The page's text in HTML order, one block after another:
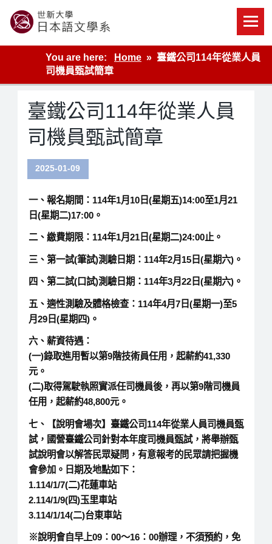
content
世新大學教學單位的網站
You are here:
Home
臺鐵公司114年從業人員
司機員甄試簡章
臺鐵公司114年從業人員
司機員甄試簡章
2025-01-09
一、報名期間：114年1月10日(星期五)14:00至1月21
日(星期二)17:00。
二、繳費期限：114年1月21日(星期二)24:00止。
三、第一試(筆試)測驗日期：114年2月15日(星期六)。
四、第二試(口試)測驗日期：114年3月22日(星期六)。
五、適性測驗及體格檢查：114年4月7日(星期一)至5
月29日(星期四)。
六、薪資待遇：
(一)錄取進用暫以第9階技術員任用，起薪約41,330
元。
(二)取得駕駛執照實派任司機員後，再以第9階司機員
任用，起薪約48,800元。
七、【說明會場次】臺鐵公司114年從業人員司機員甄
試，國營臺鐵公司針對本年度司機員甄試，將舉辦甄
試說明會以解答民眾疑問，有意報考的民眾請把握機
會參加。日期及地點如下：
1.114/1/7(二)花蓮車站
2.114/1/9(四)玉里車站
3.114/1/14(二)台東車站
※說明會自早上09：00～16：00辦理，不須預約，免